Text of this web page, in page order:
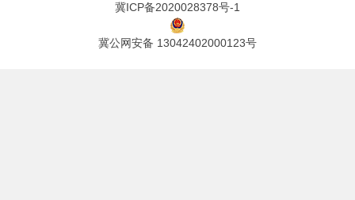
冀ICP备2020028378号-1
冀公网安备 13042402000123号